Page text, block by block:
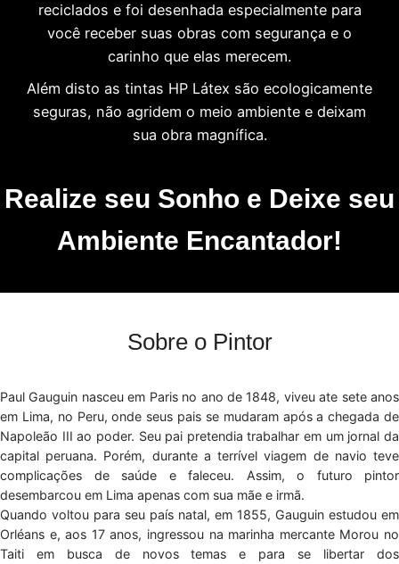
reciclados e foi desenhada especialmente para
você receber suas obras com segurança e o
carinho que elas merecem.
Além disto as tintas HP Látex são ecologicamente
seguras, não agridem o meio ambiente e deixam
sua obra magnífica.
Realize seu Sonho e Deixe seu
Ambiente Encantador!
Sobre o Pintor
Paul Gauguin nasceu em Paris no ano de 1848, viveu ate sete anos
em Lima, no Peru, onde seus pais se mudaram após a chegada de
Napoleão III ao poder. Seu pai pretendia trabalhar em um jornal da
capital peruana. Porém, durante a terrível viagem de navio teve
complicações de saúde e faleceu. Assim, o futuro pintor
desembarcou em Lima apenas com sua mãe e irmã.
Quando voltou para seu país natal, em 1855, Gauguin estudou em
Orléans e, aos 17 anos, ingressou na marinha mercante Morou no
Taiti em busca de novos temas e para se libertar dos